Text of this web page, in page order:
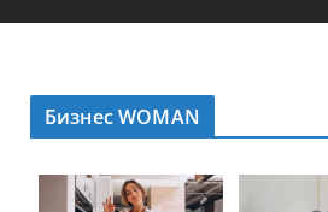
Бизнес WOMAN